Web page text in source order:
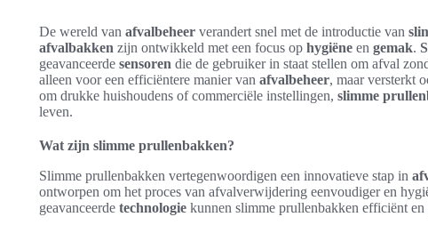
De wereld van afvalbeheer verandert snel met de introductie van
afvalbakken zijn ontwikkeld met een focus op hygiëne en gemak.
geavanceerde sensoren die de gebruiker in staat stellen om afval
alleen voor een efficiëntere manier van afvalbeheer, maar versterkt
om drukke huishoudens of commerciële instellingen, slimme
leven.
Wat zijn slimme prullenbakken?
Slimme prullenbakken vertegenwoordigen een innovatieve stap in
ontworpen om het proces van afvalverwijdering eenvoudiger en
geavanceerde technologie kunnen slimme prullenbakken efficiënt